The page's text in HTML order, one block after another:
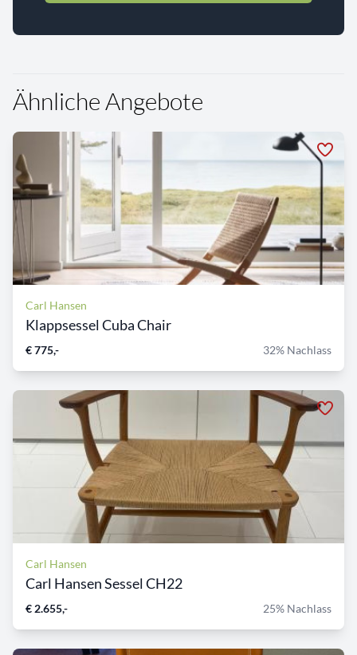
Ähnliche Angebote
Carl Hansen
Klappsessel Cuba Chair
€ 775,- 32% Nachlass
Carl Hansen
Carl Hansen Sessel CH22
€ 2.655,- 25% Nachlass